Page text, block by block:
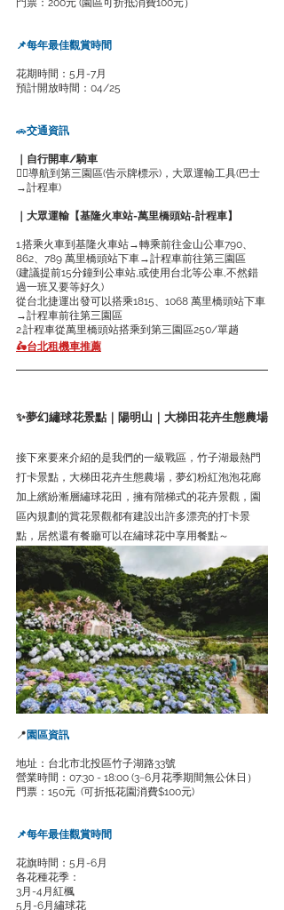
門票：200元 (園區可折抵消費100元）
📌每年最佳觀賞時間
花期時間：5月-7月
預計開放時間：04/25
🚗交通資訊
｜自行開車/騎車
👉🏻導航到第三園區(告示牌標示)，大眾運輸工具(巴士
→計程車)
｜大眾運輸【基隆火車站-萬里橋頭站-計程車】
1.搭乘火車到基隆火車站→轉乘前往金山公車790、
862、789 萬里橋頭站下車→計程車前往第三園區
(建議提前15分鐘到公車站,或使用台北等公車,不然錯
過一班又要等好久)
從台北捷運出發可以搭乘1815、1068 萬里橋頭站下車
→計程車前往第三園區
2.計程車從萬里橋頭站搭乘到第三園區250/單趟
🛵台北租機車推薦
✨夢幻繡球花景點｜陽明山｜大梯田花卉生態農場
接下來要來介紹的是我們的一級戰區，竹子湖最熱門
打卡景點，大梯田花卉生態農場，夢幻粉紅泡泡花廊
加上繽紛漸層繡球花田，擁有階梯式的花卉景觀，園
區內規劃的賞花景觀都有建設出許多漂亮的打卡景
點，居然還有餐廳可以在繡球花中享用餐點～
📍 園區資訊
地址：台北市北投區竹子湖路33號
營業時間：07:30 - 18:00 (3~6月花季期間無公休日）
門票： 150元  (可折抵花園消費$100元)
📌每年最佳觀賞時間
花旗時間：5月-6月
各花種花季 ：
3月-4月紅楓
5月-6月繡球花